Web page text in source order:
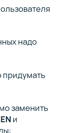
надо
заменить
и